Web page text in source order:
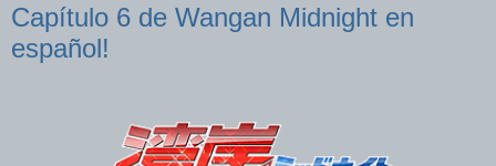
Capítulo 6 de Wangan Midnight en
español!